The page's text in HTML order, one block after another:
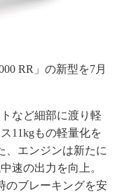
RR」の新型を7月
など細部に渡り軽
11kgもの軽量化を
、エンジンは新たに
速の出力を向上。
のブレーキングを安